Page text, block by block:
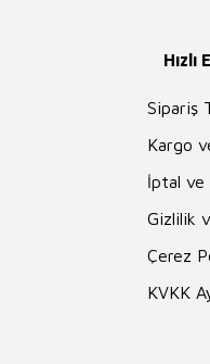
Hızlı
Sipariş
Kargo
İptal ve
Gizlilik
Çerez
KVKK